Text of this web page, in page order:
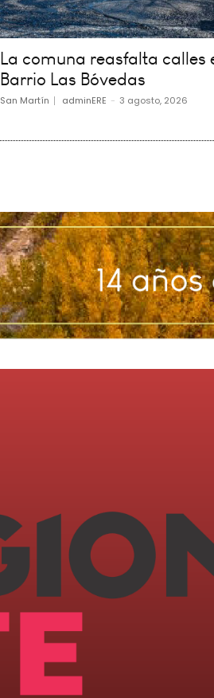
La comuna reasfalta calles
Barrio Las Bóvedas
San Martín adminERE - 3 agosto, 2026